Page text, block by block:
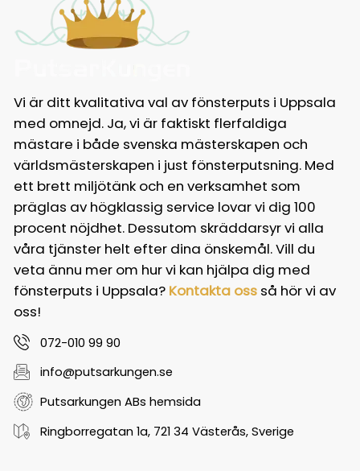
Vi är ditt kvalitativa val av fönsterputs i Uppsala
med omnejd. Ja, vi är faktiskt flerfaldiga
mästare i både svenska mästerskapen och
världsmästerskapen i just fönsterputsning. Med
ett brett miljötänk och en verksamhet som
präglas av högklassig service lovar vi dig 100
procent nöjdhet. Dessutom skräddarsyr vi alla
våra tjänster helt efter dina önskemål. Vill du
veta ännu mer om hur vi kan hjälpa dig med
fönsterputs i Uppsala? Kontakta ossså hör vi av
oss!
072-010 99 90
info@putsarkungen.se
Putsarkungen ABs hemsida
Ringborregatan 1a, 721 34 Västerås, Sverige